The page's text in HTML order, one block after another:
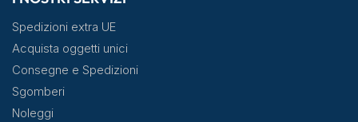
Spedizioni extra UE
Acquista oggetti unici
Consegne e Spedizioni
Sgomberi
Noleggi